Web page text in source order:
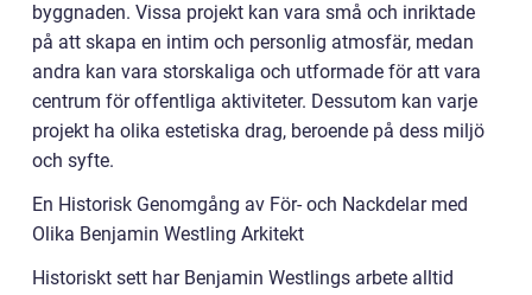
byggnaden. Vissa projekt kan vara små och inriktade
på att skapa en intim och personlig atmosfär, medan
andra kan vara storskaliga och utformade för att vara
centrum för offentliga aktiviteter. Dessutom kan varje
projekt ha olika estetiska drag, beroende på dess miljö
och syfte.
En Historisk Genomgång av För- och Nackdelar med
Olika Benjamin Westling Arkitekt
Historiskt sett har Benjamin Westlings arbete alltid